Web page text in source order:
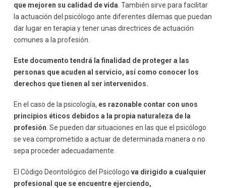
que mejoren su calidad de vida . También sirve para facilitar
la actuación del psicólogo ante diferentes dilemas que puedan
dar lugar en terapia y tener unas directrices de actuación
comunes a la profesión.
Este documento tendrá la finalidad de proteger a las
personas que acuden al servicio, así como conocer los
derechos que tienen al ser intervenidos.
En el caso de la psicología, es razonable contar con unos
principios éticos debidos a la propia naturaleza de la
profesión. Se pueden dar situaciones en las que el psicólogo
se vea comprometido a actuar de determinada manera o no
sepa proceder adecuadamente.
El Código Deontológico del Psicólogo va dirigido a cualquier
profesional que se encuentre ejerciendo,